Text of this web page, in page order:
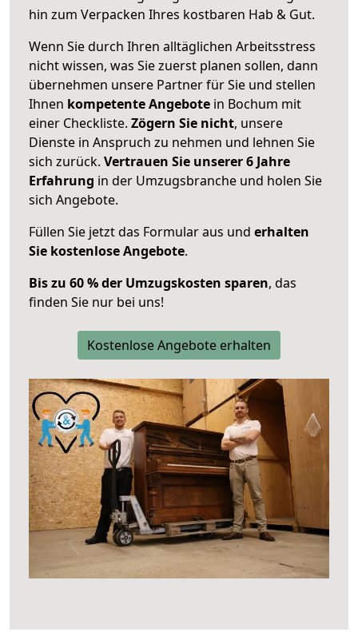
hin zum Verpacken Ihres kostbaren Hab & Gut.
Wenn Sie durch Ihren alltäglichen Arbeitsstress
nicht wissen, was Sie zuerst planen sollen, dann
übernehmen unsere Partner für Sie und stellen
Ihnen kompetente Angebote in Bochum mit
einer Checkliste. Zögern Sie nicht, unsere
Dienste in Anspruch zu nehmen und lehnen Sie
sich zurück. Vertrauen Sie unserer 6 Jahre
Erfahrung in der Umzugsbranche und holen Sie
sich Angebote.
Füllen Sie jetzt das Formular aus und erhalten
Sie kostenlose Angebote.
Bis zu 60 % der Umzugskosten sparen, das
finden Sie nur bei uns!
Kostenlose Angebote erhalten